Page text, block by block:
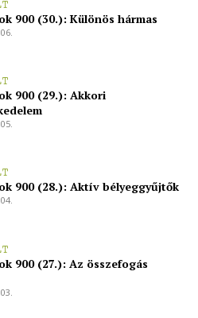
900 (30.): Különös hármas
900 (29.): Akkori
900 (28.): Aktív bélyeggyűjtők
900 (27.): Az összefogás